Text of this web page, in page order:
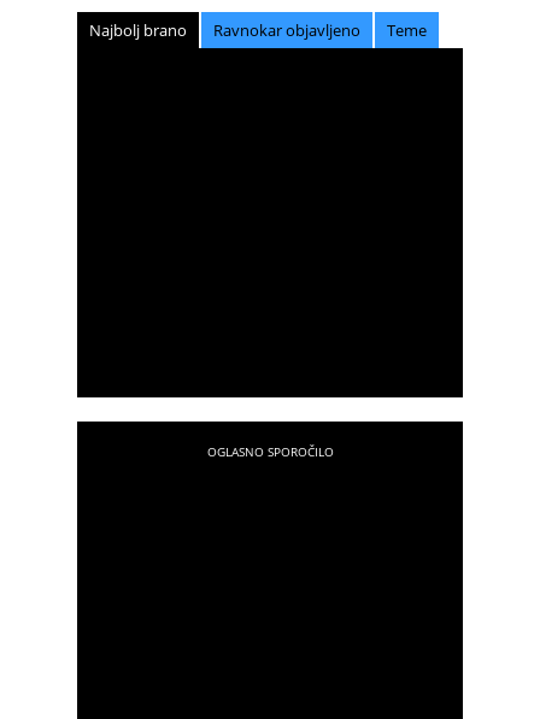
Najbolj brano Ravnokar objavljeno Teme